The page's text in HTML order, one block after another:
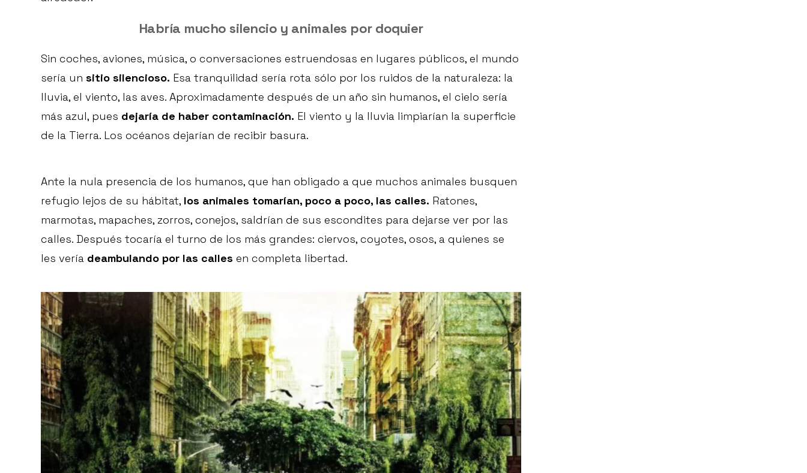
Habría mucho silencio y animales por doquier
Sin coches, aviones, música, o conversaciones estruendosas en lugares públicos, el mundo
sería un sitio silencioso. Esa tranquilidad sería rota sólo por los ruidos de la naturaleza: la
lluvia, el viento, las aves. Aproximadamente después de un año sin humanos, el cielo sería
más azul, pues dejaría de haber contaminación. El viento y la lluvia limpiarían la superficie
de la Tierra. Los océanos dejarían de recibir basura.
Ante la nula presencia de los humanos, que han obligado a que muchos animales busquen
refugio lejos de su hábitat, los animales tomarían, poco a poco, las calles. Ratones,
marmotas, mapaches, zorros, conejos, saldrían de sus escondites para dejarse ver por las
calles. Después tocaría el turno de los más grandes: ciervos, coyotes, osos, a quienes se
les vería deambulando por las calles en completa libertad.